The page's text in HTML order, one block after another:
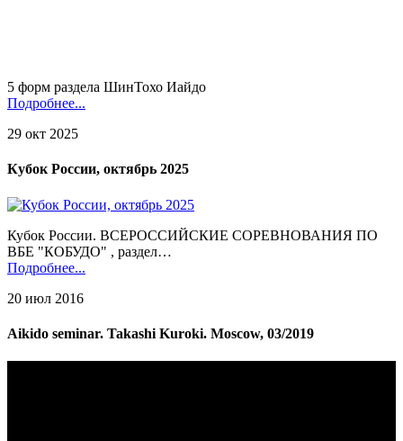
5 форм раздела ШинТохо Иайдо
Подробнее...
29 окт 2025
Кубок России, октябрь 2025
Кубок России. ВСЕРОССИЙСКИЕ СОРЕВНОВАНИЯ ПО
ВБЕ "КОБУДО" , раздел…
Подробнее...
20 июл 2016
Aikido seminar. Takashi Kuroki. Moscow, 03/2019